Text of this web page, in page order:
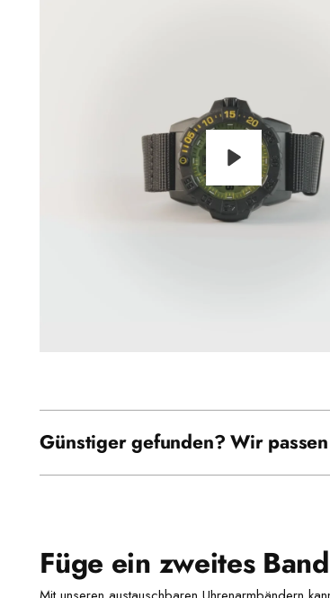
Wiedergabe
Günstiger gefunden? Wir
Füge ein zweites